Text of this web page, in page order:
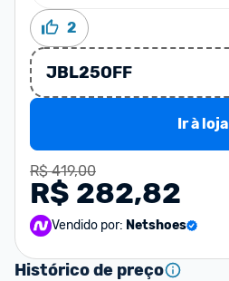
2
JBL25OFF
Ir à loja
R$ 419,00
R$ 282,82
Vendido por: Netshoes
Histórico de preço